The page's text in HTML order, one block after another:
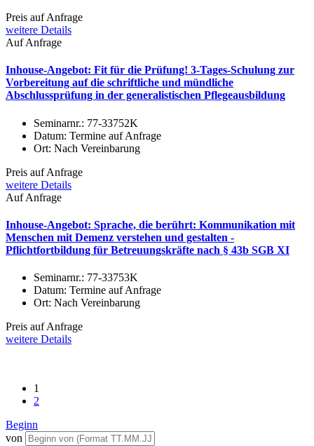
Preis auf Anfrage
weitere Details
Auf Anfrage
Inhouse-Angebot: Fit für die Prüfung! 3-Tages-Schulung zur
Vorbereitung auf die schriftliche und mündliche
Abschlussprüfung in der generalistischen Pflegeausbildung
Seminarnr.: 77-33752K
Datum: Termine auf Anfrage
Ort: Nach Vereinbarung
Preis auf Anfrage
weitere Details
Auf Anfrage
Inhouse-Angebot: Sprache, die berührt: Kommunikation mit
Menschen mit Demenz verstehen und gestalten -
Pflichtfortbildung für Betreuungskräfte nach § 43b SGB XI
Seminarnr.: 77-33753K
Datum: Termine auf Anfrage
Ort: Nach Vereinbarung
Preis auf Anfrage
weitere Details
1
2
Beginn
von